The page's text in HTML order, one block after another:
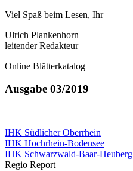
Viel Spaß beim Lesen, Ihr
Ulrich Plankenhorn
leitender Redakteur
Online Blätterkatalog
Ausgabe 03/2019
IHK Südlicher Oberrhein
IHK Hochrhein-Bodensee
IHK Schwarzwald-Baar-Heuberg
Regio Report